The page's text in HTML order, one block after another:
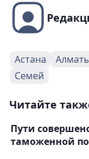
Астана
Семей
Читайте
Пути
таможенной